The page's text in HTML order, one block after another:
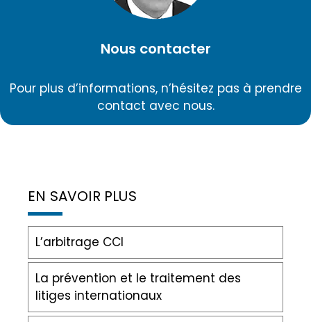
Nous contacter
Pour plus d’informations, n’hésitez pas à prendre
contact avec nous.
EN SAVOIR PLUS
L’arbitrage CCI
La prévention et le traitement des
litiges internationaux